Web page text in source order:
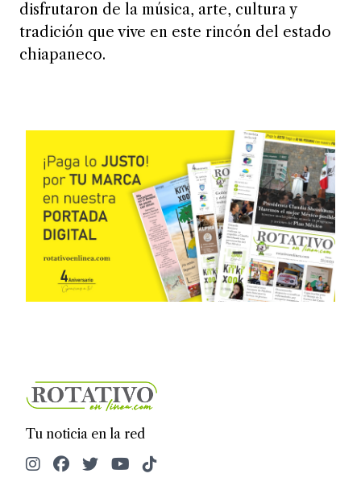
disfrutaron de la música, arte, cultura y
tradición que vive en este rincón del estado
chiapaneco.
Tu noticia en la red